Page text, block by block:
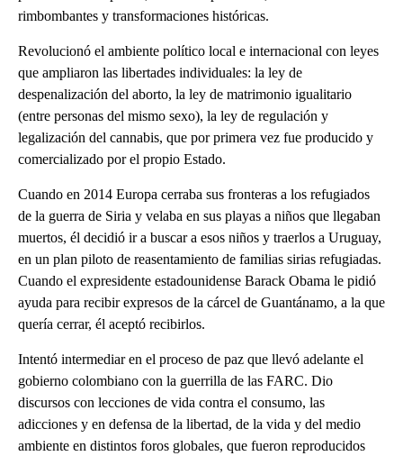
rimbombantes y transformaciones históricas.
Revolucionó el ambiente político local e internacional con leyes
que ampliaron las libertades individuales: la ley de
despenalización del aborto, la ley de matrimonio igualitario
(entre personas del mismo sexo), la ley de regulación y
legalización del cannabis, que por primera vez fue producido y
comercializado por el propio Estado.
Cuando en 2014 Europa cerraba sus fronteras a los refugiados
de la guerra de Siria y velaba en sus playas a niños que llegaban
muertos, él decidió ir a buscar a esos niños y traerlos a Uruguay,
en un plan piloto de reasentamiento de familias sirias refugiadas.
Cuando el expresidente estadounidense Barack Obama le pidió
ayuda para recibir expresos de la cárcel de Guantánamo, a la que
quería cerrar, él aceptó recibirlos.
Intentó intermediar en el proceso de paz que llevó adelante el
gobierno colombiano con la guerrilla de las FARC. Dio
discursos con lecciones de vida contra el consumo, las
adicciones y en defensa de la libertad, de la vida y del medio
ambiente en distintos foros globales, que fueron reproducidos